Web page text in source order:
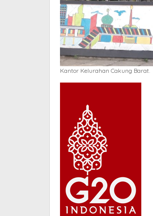
Kantor Kelurahan Cakung Barat.